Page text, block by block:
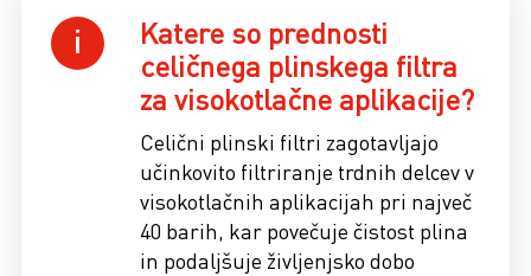
Katere so prednosti
celičnega plinskega filtra
za visokotlačne aplikacije?
Celični plinski filtri zagotavljajo
učinkovito filtriranje trdnih delcev v
visokotlačnih aplikacijah pri največ
40 barih, kar povečuje čistost plina
in podaljšuje življenjsko dobo